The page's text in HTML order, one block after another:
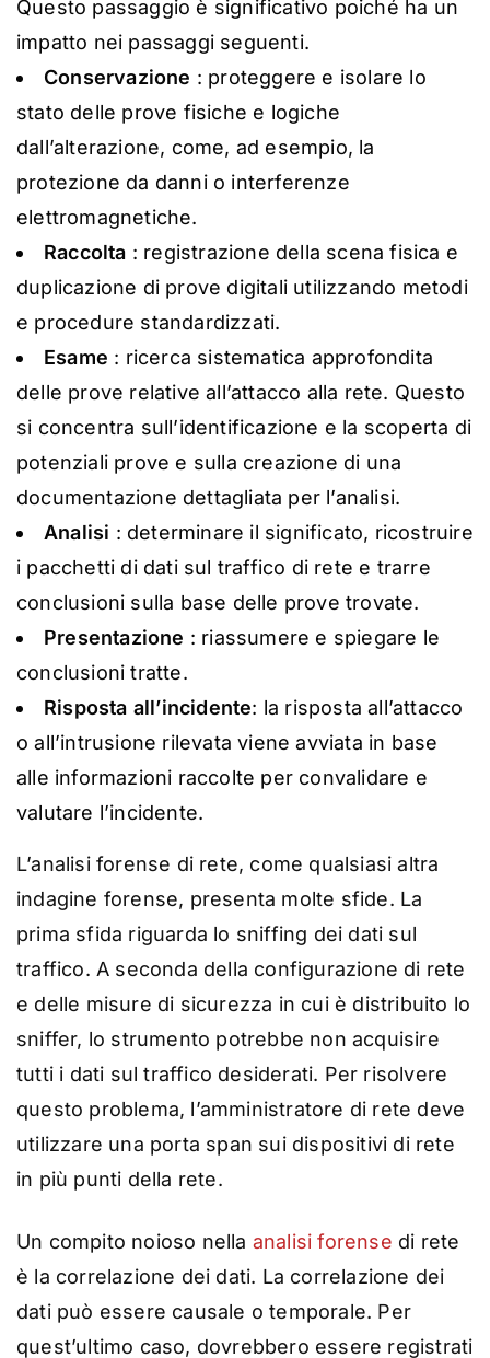
Questo passaggio è significativo poiché ha un
impatto nei passaggi seguenti.
Conservazione : proteggere e isolare lo
stato delle prove fisiche e logiche
dall’alterazione, come, ad esempio, la
protezione da danni o interferenze
elettromagnetiche.
Raccolta : registrazione della scena fisica e
duplicazione di prove digitali utilizzando metodi
e procedure standardizzati.
Esame : ricerca sistematica approfondita
delle prove relative all’attacco alla rete. Questo
si concentra sull’identificazione e la scoperta di
potenziali prove e sulla creazione di una
documentazione dettagliata per l’analisi.
Analisi : determinare il significato, ricostruire
i pacchetti di dati sul traffico di rete e trarre
conclusioni sulla base delle prove trovate.
Presentazione : riassumere e spiegare le
conclusioni tratte.
Risposta all’incidente: la risposta all’attacco
o all’intrusione rilevata viene avviata in base
alle informazioni raccolte per convalidare e
valutare l’incidente.
L’analisi forense di rete, come qualsiasi altra
indagine forense, presenta molte sfide. La
prima sfida riguarda lo sniffing dei dati sul
traffico. A seconda della configurazione di rete
e delle misure di sicurezza in cui è distribuito lo
sniffer, lo strumento potrebbe non acquisire
tutti i dati sul traffico desiderati. Per risolvere
questo problema, l’amministratore di rete deve
utilizzare una porta span sui dispositivi di rete
in più punti della rete.
Un compito noioso nella analisi forense di rete
è la correlazione dei dati. La correlazione dei
dati può essere causale o temporale. Per
quest’ultimo caso, dovrebbero essere registrati